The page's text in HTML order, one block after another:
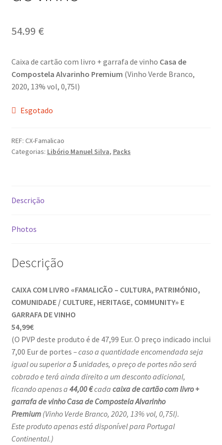
Exposições
200 DIAS PARA DENTRO
Ana Dias – Uma viagem ao mundo Playboy
Ana Manuel Mestre vence Maratona Fotográfica Fnac
Cabo Mondego
Encontros da Imagem
Enlaçando o Douro…
Fashion on movement
Flores em ponto Macro / Macro Spot Flowers
Fotograficamente
FRAME.IT
54.99 €
Caixa de cartão com livro + garrafa de vinho Casa de
Compostela Alvarinho Premium (Vinho Verde Branco,
2020, 13% vol, 0,75l)
Esgotado
REF: CX-Famalicao
Categorias: Libório Manuel Silva, Packs
Descrição
Photos
Descrição
CAIXA COM LIVRO «FAMALICÃO – CULTURA, PATRIMÓNIO,
COMUNIDADE / CULTURE, HERITAGE, COMMUNITY» E
GARRAFA DE VINHO
54,99€
(O PVP deste produto é de 47,99 Eur. O preço indicado inclui
7,00 Eur de portes – caso a quantidade encomendada seja
igual ou superior a 5unidades, o preço de portes não será
cobrado e terá ainda direito a um desconto adicional,
ficando apenas a 44,00 €cada caixa de cartão com livro +
garrafa de vinho Casa de Compostela Alvarinho
Premium(Vinho Verde Branco, 2020, 13% vol, 0,75l).
Este produto apenas está disponível para Portugal
Continental.)